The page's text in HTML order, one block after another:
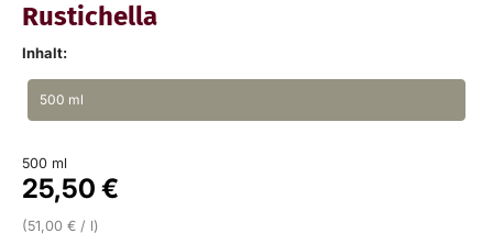
Rustichella
Inhalt:
500 ml
500 ml
25,50 €
(51,00 € / l)